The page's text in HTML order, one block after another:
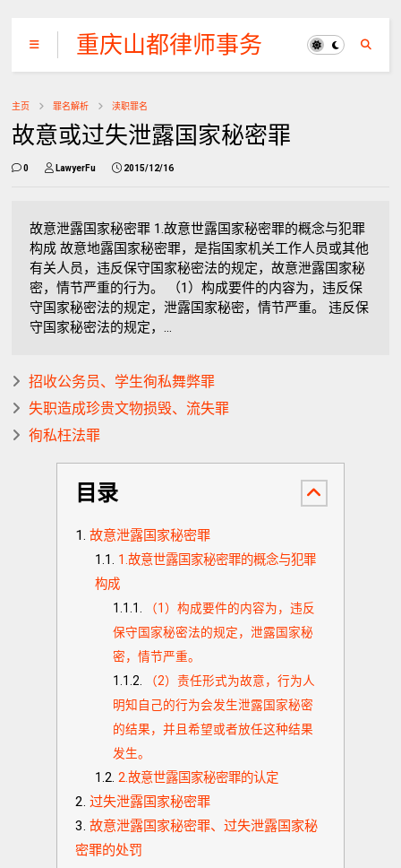
重庆山都律师事务
所
主页 罪名解析 渎职罪名
故意或过失泄露国家秘密罪
0 LawyerFu 2015/12/16
故意泄露国家秘密罪 1.故意世露国家秘密罪的概念与犯罪
构成 故意地露国家秘密罪，是指国家机关工作人员或其他
有关人员，违反保守国家秘密法的规定，故意泄露国家秘
密，情节严重的行为。 （1）构成要件的内容为，违反保
守国家秘密法的规定，泄露国家秘密，情节严重。 违反保
守国家秘密法的规定，...
招收公务员、学生徇私舞弊罪
失职造成珍贵文物损毁、流失罪
徇私枉法罪
目录
故意泄露国家秘密罪
1.故意世露国家秘密罪的概念与犯罪
构成
（1）构成要件的内容为，违反
保守国家秘密法的规定，泄露国家秘
密，情节严重。
（2）责任形式为故意，行为人
明知自己的行为会发生泄露国家秘密
的结果，并且希望或者放任这种结果
发生。
2.故意世露国家秘密罪的认定
过失泄露国家秘密罪
故意泄露国家秘密罪、过失泄露国家秘
密罪的处罚